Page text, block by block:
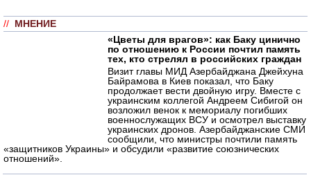
// МНЕНИЕ
«Цветы для врагов»: как Баку цинично
по отношению к России почтил память
тех, кто стрелял в российских граждан
Визит главы МИД Азербайджана Джейхуна
Байрамова в Киев показал, что Баку
продолжает вести двойную игру. Вместе с
украинским коллегой Андреем Сибигой он
возложил венок к мемориалу погибших
военнослужащих ВСУ и осмотрел выставку
украинских дронов. Азербайджанские СМИ
сообщили, что министры почтили память
«защитников Украины» и обсудили «развитие союзнических
отношений».